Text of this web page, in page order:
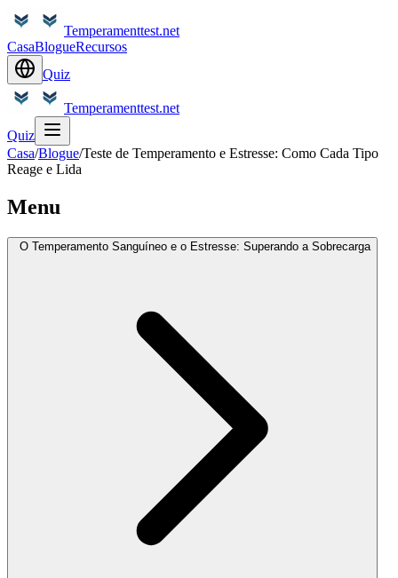
Temperamenttest.net
CasaBlogueRecursos
Quiz
Temperamenttest.net
Quiz
Casa/Blogue/Teste de Temperamento e Estresse: Como Cada Tipo
Reage e Lida
Menu
O Temperamento Sanguíneo e o Estresse: Superando a Sobrecarga